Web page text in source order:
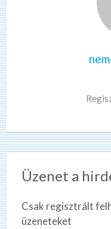
Üzenet a
Csak regisztrált
üzeneteket